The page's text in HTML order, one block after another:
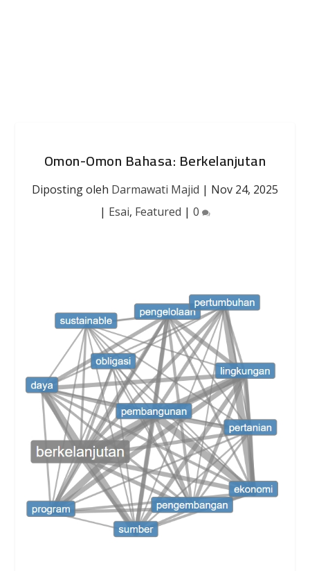
Omon-Omon Bahasa: Berkelanjutan
Diposting oleh Darmawati Majid | Nov 24, 2025
| Esai, Featured | 0